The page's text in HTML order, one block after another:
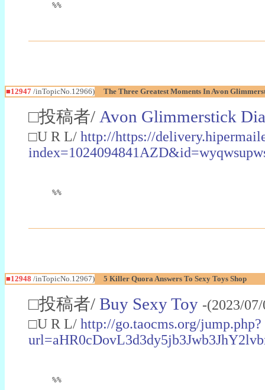
%%
■12947 /inTopicNo.12966) The Three Greatest Moments In Avon
□投稿者/ Avon Glimmerstick
□U R L/ http://https://
%%
■12948 /inTopicNo.12967) 5 Killer Quora Answers To Sexy Toys Shop
□投稿者/ Buy Sexy Toy -(2023/
□U R L/ http://go.taocms.org/jump.php?
%%